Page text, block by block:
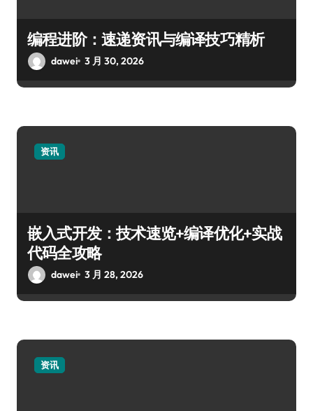
编程进阶：速递资讯与编译技巧精析
dawei 3 月 30, 2026
资讯
嵌入式开发：技术速览+编译优化+实战
代码全攻略
dawei 3 月 28, 2026
资讯